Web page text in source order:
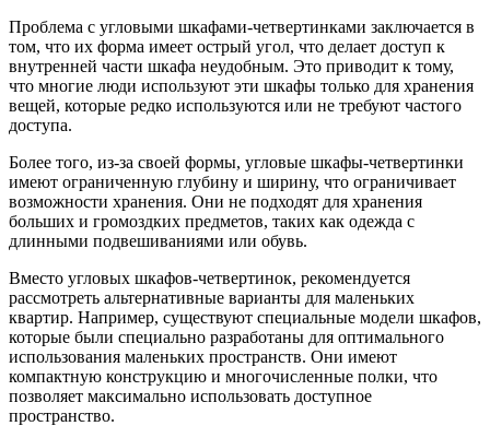
Проблема с угловыми шкафами-четвертинками заключается в
том, что их форма имеет острый угол, что делает доступ к
внутренней части шкафа неудобным. Это приводит к тому,
что многие люди используют эти шкафы только для хранения
вещей, которые редко используются или не требуют частого
доступа.
Более того, из-за своей формы, угловые шкафы-четвертинки
имеют ограниченную глубину и ширину, что ограничивает
возможности хранения. Они не подходят для хранения
больших и громоздких предметов, таких как одежда с
длинными подвешиваниями или обувь.
Вместо угловых шкафов-четвертинок, рекомендуется
рассмотреть альтернативные варианты для маленьких
квартир. Например, существуют специальные модели шкафов,
которые были специально разработаны для оптимального
использования маленьких пространств. Они имеют
компактную конструкцию и многочисленные полки, что
позволяет максимально использовать доступное
пространство.